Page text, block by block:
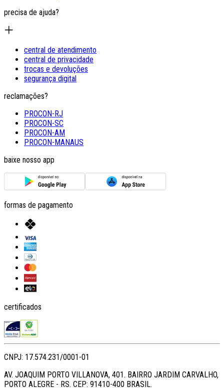
precisa de ajuda?
central de atendimento
central de privacidade
trocas e devoluções
segurança digital
reclamações?
PROCON-RJ
PROCON-SC
PROCON-AM
PROCON-MANAUS
baixe nosso app
formas de pagamento
certificados
CNPJ: 17.574.231/0001-01
AV. JOAQUIM PORTO VILLANOVA, 401. BAIRRO JARDIM CARVALHO,
PORTO ALEGRE - RS. CEP: 91410-400 BRASIL.